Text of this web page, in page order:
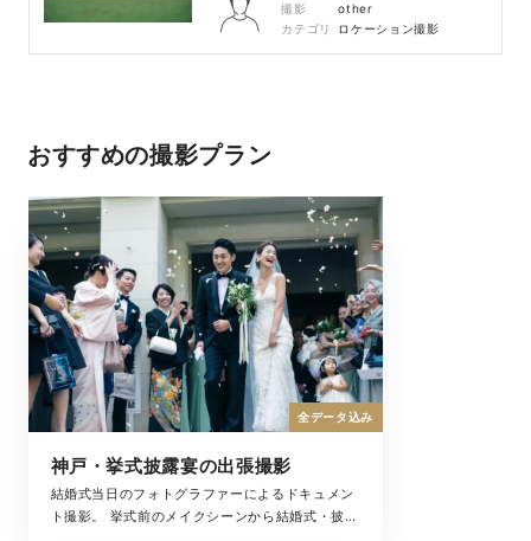
撮影
other
カテゴリ
ロケーション撮影
おすすめの撮影プラン
神戸・挙式披露宴の出張撮影
結婚式当日のフォトグラファーによるドキュメン
ト撮影。 挙式前のメイクシーンから結婚式・披露
全データ込み